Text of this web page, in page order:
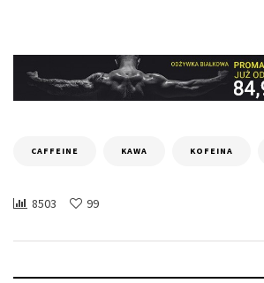
CAFFEINE KAWA KOFEINA
8503 99